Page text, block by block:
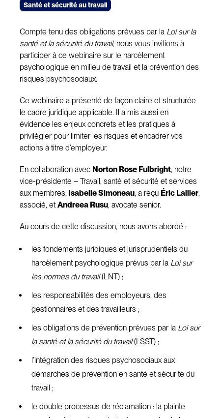
Santé et sécurité au travail
Compte tenu des obligations prévues par la Loi sur la
santé et la sécurité du travail, nous vous invitions à
participer à ce webinaire sur le harcèlement
psychologique en milieu de travail et la prévention des
risques psychosociaux.
Ce webinaire a présenté de façon claire et structurée
le cadre juridique applicable. Il a mis aussi en
évidence les enjeux concrets et les pratiques à
privilégier pour limiter les risques et encadrer vos
actions à titre d’employeur.
En collaboration avec Norton Rose Fulbright, notre
vice-présidente – Travail, santé et sécurité et services
aux membres, Isabelle Simoneau, a reçu Éric Lallier,
associé, et Andreea Rusu, avocate senior.
Au cours de cette discussion, nous avons abordé :
les fondements juridiques et jurisprudentiels du
harcèlement psychologique prévus par la Loi sur
les normes du travail(LNT) ;
les responsabilités des employeurs, des
gestionnaires et des travailleurs ;
les obligations de prévention prévues par la Loi sur
la santé et la sécurité du travail(LSST) ;
l’intégration des risques psychosociaux aux
démarches de prévention en santé et sécurité du
travail ;
le double processus de réclamation : la plainte